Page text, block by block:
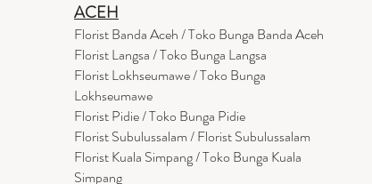
ACEH
Florist Banda Aceh / Toko Bunga Banda Aceh
Florist Langsa / Toko Bunga Langsa
Florist Lokhseumawe / Toko Bunga
Lokhseumawe
Florist Pidie / Toko Bunga Pidie
Florist Subulussalam / Florist Subulussalam
Florist Kuala Simpang / Toko Bunga Kuala
Simpang